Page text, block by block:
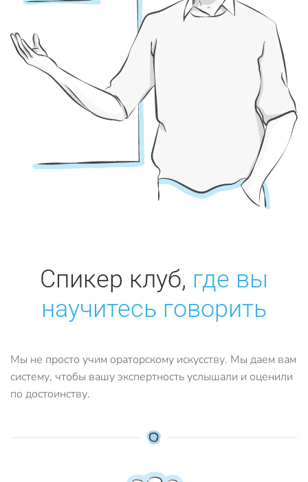
Спикер клуб, где вы
научитесь говорить
Мы не просто учим ораторскому искусству. Мы даем вам
систему, чтобы вашу экспертность услышали и оценили
по достоинству.